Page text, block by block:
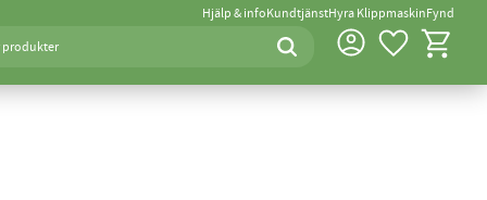
Hjälp & infoKundtjänstHyra KlippmaskinFynd
Favoriter
Kundvagn